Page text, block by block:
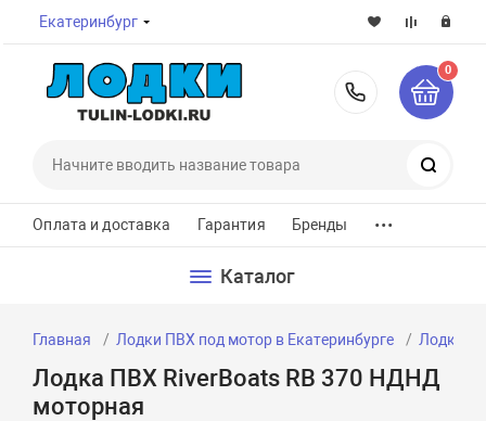
Екатеринбург
8-800-
0
Оплата и доставка Гарантия Бренды ...
Каталог
Главная Лодки ПВХ под мотор в Екатеринбурге Лодки
Лодка ПВХ RiverBoats RB 370 НДНД
моторная